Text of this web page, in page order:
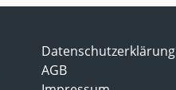
Datenschutzerklärung
AGB